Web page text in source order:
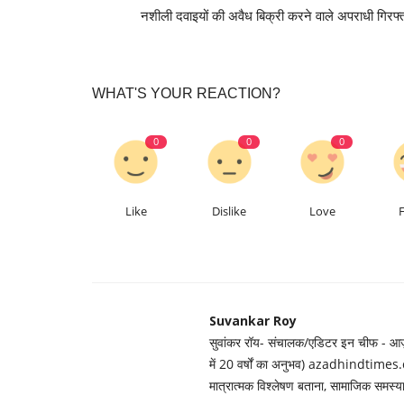
नशीली दवाइयों की अवैध बिक्री करने वाले अपराधी
WHAT'S YOUR REACTION?
0
Like
0
Dislike
0
Love
Suvankar Roy
सुवांकर रॉय- संचालक/एडिटर इन चीफ -
में 20 वर्षों का अनुभव)
मात्रात्मक विश्लेषण बताना, सामाजिक